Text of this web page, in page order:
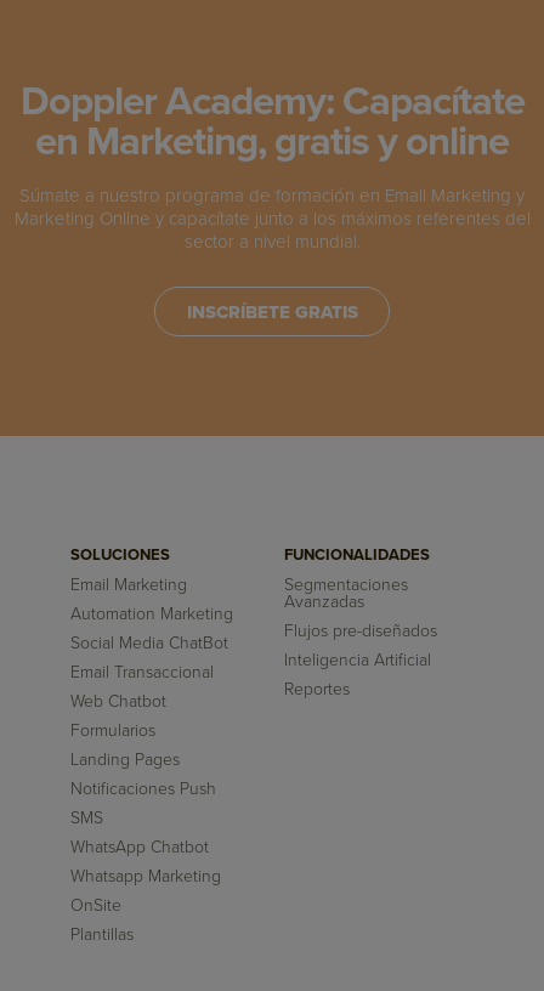
Doppler Academy: Capacítate
en Marketing, gratis y online
Súmate a nuestro programa de formación en Email Marketing y
Marketing Online y capacítate junto a los máximos referentes del
sector a nivel mundial.
INSCRÍBETE GRATIS
SOLUCIONES
Email Marketing
Automation Marketing
Social Media ChatBot
Email Transaccional
Web Chatbot
Formularios
Landing Pages
Notificaciones Push
SMS
WhatsApp Chatbot
Whatsapp Marketing
OnSite
Plantillas
FUNCIONALIDADES
Segmentaciones
Avanzadas
Flujos pre-diseñados
Inteligencia Artificial
Reportes